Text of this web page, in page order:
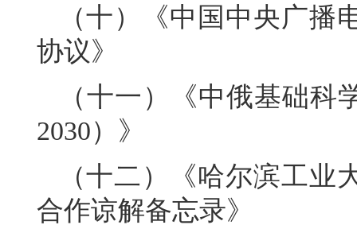
（十）《中国中央广
协议》
（十一）《中俄基础科
2030）》
（十二）《哈尔滨工
合作谅解备忘录》